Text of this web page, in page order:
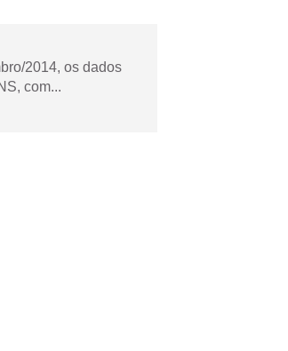
2014, os dados
com...